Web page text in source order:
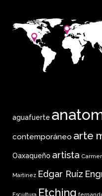
aguafuerte
contemporáneo arte
Oaxaqueño artista
Martinez Edgar Ruíz
Escultura Etching